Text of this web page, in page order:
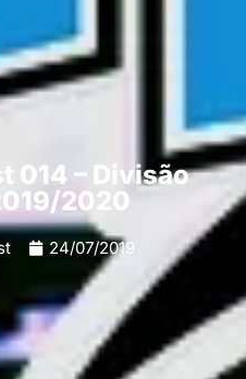
014 – Divisão
2020
24/07/2019